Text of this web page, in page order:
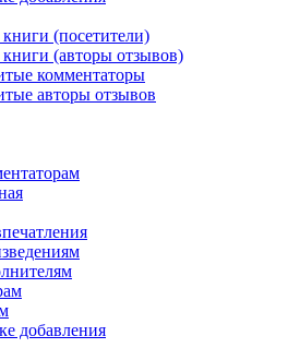
(посетители)
(авторы отзывов)
комментаторы
авторы отзывов
добавления